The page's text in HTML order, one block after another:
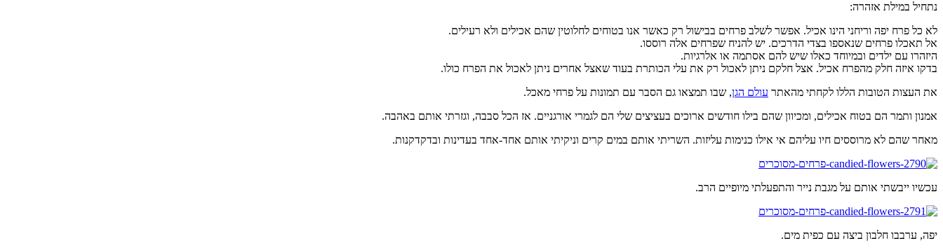
נתחיל במילת אזהרה:
לא כל פרח יפה וריחני הינו אכיל. אפשר לשלב פרחים בבישול רק כאשר אנו בטוחים לחלוטין שהם אכילים ולא רעילים.
אל תאכלו פרחים שנאספו בצדי הדרכים. יש להניח שפרחים אלה רוססו.
היזהרו עם ילדים ובמיוחד כאלו שיש להם אסתמה או אלרגיות.
בדקו איזה חלק מהפרח אכיל. אצל חלקם ניתן לאכול רק את עלי הכותרת בעוד שאצל אחרים ניתן לאכול את הפרח כולו.
את העצות הטובות הללו לקחתי מהאתר עולם הגן, שבו תמצאו גם הסבר עם תמונות על פרחי מאכל.
אמנון ותמר הם בטוח אכילים, ומכיוון שהם בילו חודשים ארוכים בעציצים שלי הם לגמרי אורגניים. אז הכל סבבה, וגזרתי אותם באהבה.
מאחר שהם לא מרוססים חיו עליהם אי אילו כנימות עליזות. השריתי אותם במים קרים וניקיתי אותם אחד-אחד בעדינות ובדקדקנות.
עכשיו ייבשתי אותם על מגבת נייר והתפעלתי מיופיים הרב.
יפה, ערבבו חלבון ביצה עם כפית מים.